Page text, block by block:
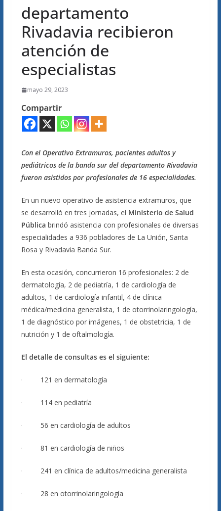
departamento
Rivadavia recibieron
atención de
especialistas
mayo 29, 2023
Compartir
Con el Operativo Extramuros, pacientes adultos y
pediátricos de la banda sur del departamento Rivadavia
fueron asistidos por profesionales de 16 especialidades.
En un nuevo operativo de asistencia extramuros, que
se desarrolló en tres jornadas, el Ministerio de Salud
Pública brindó asistencia con profesionales de diversas
especialidades a 936 pobladores de La Unión, Santa
Rosa y Rivadavia Banda Sur.
En esta ocasión, concurrieron 16 profesionales: 2 de
dermatología, 2 de pediatría, 1 de cardiología de
adultos, 1 de cardiología infantil, 4 de clínica
médica/medicina generalista, 1 de otorrinolaringología,
1 de diagnóstico por imágenes, 1 de obstetricia, 1 de
nutrición y 1 de oftalmología.
El detalle de consultas es el siguiente:
· 121 en dermatología
· 114 en pediatría
· 56 en cardiología de adultos
· 81 en cardiología de niños
· 241 en clínica de adultos/medicina generalista
· 28 en otorrinolaringología